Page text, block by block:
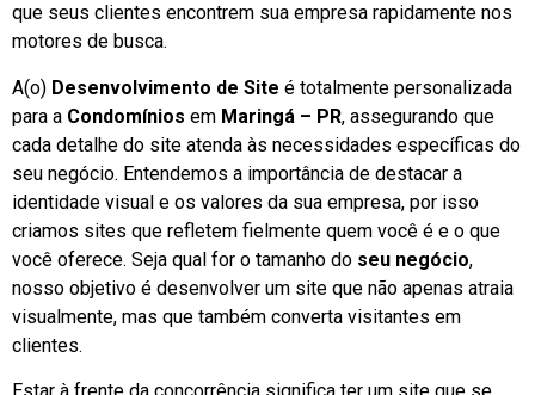
que seus clientes encontrem sua empresa rapidamente nos
motores de busca.
A(o) Desenvolvimento de Site é totalmente personalizada
para a Condomínios em Maringá – PR, assegurando que
cada detalhe do site atenda às necessidades específicas do
seu negócio. Entendemos a importância de destacar a
identidade visual e os valores da sua empresa, por isso
criamos sites que refletem fielmente quem você é e o que
você oferece. Seja qual for o tamanho do seu negócio,
nosso objetivo é desenvolver um site que não apenas atraia
visualmente, mas que também converta visitantes em
clientes.